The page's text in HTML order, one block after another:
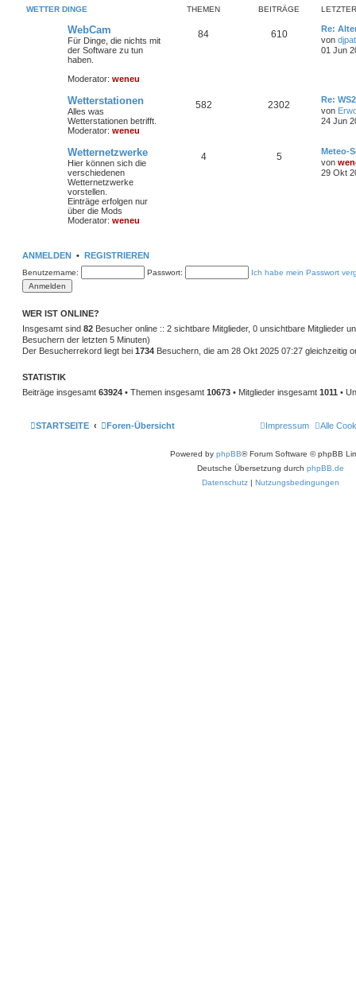
WETTER DINGE THEMEN BEITRÄGE
WebCam
Für Dinge, die nichts mit
der Software zu tun
haben.
Moderator: weneu
84 610
Re:
von
01 Jun
Wetterstationen
Alles was
Wetterstationen betrifft.
Moderator: weneu
582 2302
Re:
von
24 Jun
Wetternetzwerke
Hier können sich die
verschiedenen
Wetternetzwerke
vorstellen.
Einträge erfolgen nur
über die Mods
Moderator: weneu
4 5
Meteo-
von
29 Okt
ANMELDEN • REGISTRIEREN
Benutzername: Passwort: Ich habe mein Passwort
WER IST ONLINE?
Insgesamt sind 82 Besucher online :: 2 sichtbare Mitglieder, 0 unsichtbare Mitglieder
Besuchern der letzten 5 Minuten)
Der Besucherrekord liegt bei 1734 Besuchern, die am 28 Okt 2025 07:27 gleichzeitig
STATISTIK
Beiträge insgesamt 63924 • Themen insgesamt 10673 • Mitglieder insgesamt 1011 •
STARTSEITE Foren-Übersicht Alle
Impressum
Powered by phpBB® Forum Software © phpBB
Deutsche Übersetzung durch phpBB.de
Datenschutz | Nutzungsbedingungen